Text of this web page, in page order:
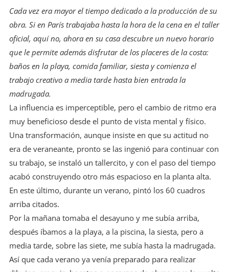
Cada vez era mayor el tiempo dedicado a la producción de su
obra. Si en París trabajaba hasta la hora de la cena en el taller
oficial, aquí no, ahora en su casa descubre un nuevo horario
que le permite además disfrutar de los placeres de la costa:
baños en la playa, comida familiar, siesta y comienza el
trabajo creativo a media tarde hasta bien entrada la
madrugada.
La influencia es imperceptible, pero el cambio de ritmo era
muy beneficioso desde el punto de vista mental y físico.
Una transformación, aunque insiste en que su actitud no
era de veraneante, pronto se las ingenió para continuar con
su trabajo, se instaló un tallercito, y con el paso del tiempo
acabó construyendo otro más espacioso en la planta alta.
En este último, durante un verano, pintó los 60 cuadros
arriba citados.
Por la mañana tomaba el desayuno y me subía arriba,
después íbamos a la playa, a la piscina, la siesta, pero a
media tarde, sobre las siete, me subía hasta la madrugada.
Así que cada verano ya venía preparado para realizar